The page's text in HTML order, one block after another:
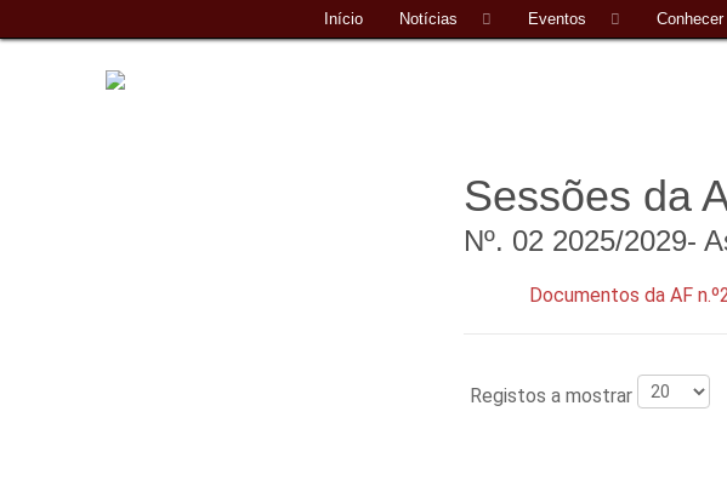
Início Notícias Eventos Conhecer
Sessões da
Nº. 02 2025/2029-
Documentos da AF
Registos a mostrar